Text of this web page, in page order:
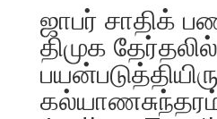
ஜாபர் சாதிக்
திமுக தேர்தலில்